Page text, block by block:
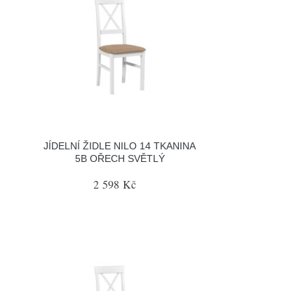
JÍDELNÍ ŽIDLE NILO 14 TKANINA
5B OŘECH SVĚTLÝ
2 598 Kč